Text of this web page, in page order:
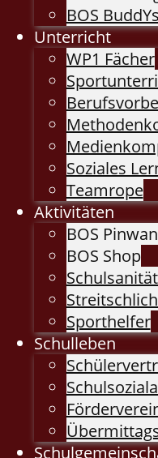
BOS
Unterricht
WP1 Fächer
Soziales
Teamrope
Aktivitäten
BOS
BOS Shop
Sporthelfer
Schulleben